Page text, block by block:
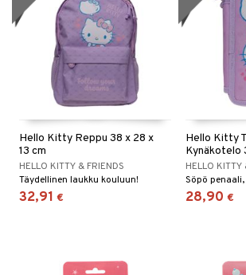
Hello Kitty Reppu 38 x 28 x
13 cm
HELLO KITTY & FRIENDS
Täydellinen laukku kouluun!
32,91 €
Hello Kitty
Kynäkotelo
HELLO KITTY
28,90 €